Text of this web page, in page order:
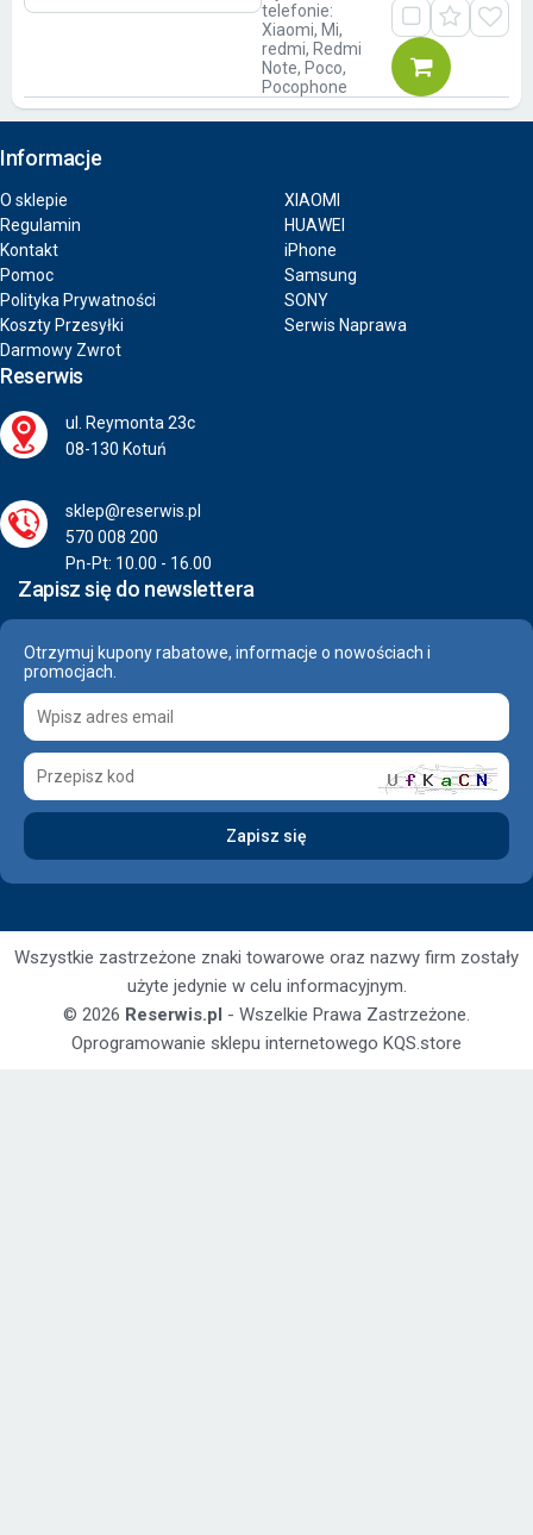
telefonie:
Xiaomi, Mi,
redmi, Redmi
Note, Poco,
Pocophone
Informacje
O sklepie
Regulamin
Kontakt
Pomoc
Polityka Prywatności
Koszty Przesyłki
Darmowy Zwrot
XIAOMI
HUAWEI
iPhone
Samsung
SONY
Serwis Naprawa
Reserwis
ul. Reymonta 23c
08-130 Kotuń
sklep@reserwis.pl
570 008 200
Pn-Pt: 10.00 - 16.00
Zapisz się do newslettera
Otrzymuj kupony rabatowe, informacje o nowościach i
promocjach.
Wszystkie zastrzeżone znaki towarowe oraz nazwy firm zostały
użyte jedynie w celu informacyjnym.
© 2026 Reserwis.pl - Wszelkie Prawa Zastrzeżone.
Oprogramowanie sklepu internetowego KQS.store